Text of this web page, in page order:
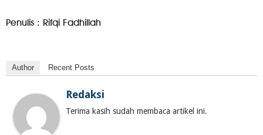
Penulis : Rifqi Fadhillah
Author Recent Posts
Redaksi
Terima kasih sudah membaca artikel ini.